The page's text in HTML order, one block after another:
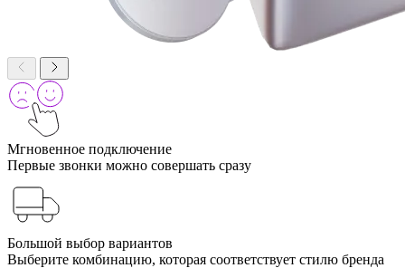
Мгновенное подключение
Первые звонки можно совершать сразу
Большой выбор вариантов
Выберите комбинацию, которая соответствует стилю бренда